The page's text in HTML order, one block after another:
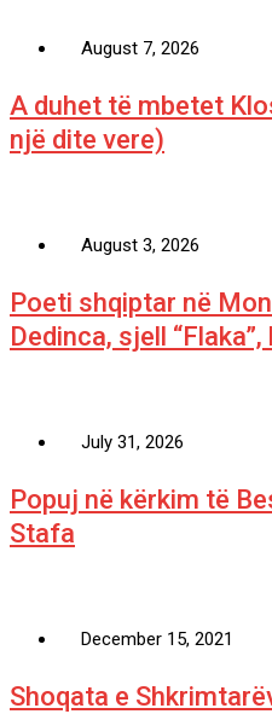
August 7, 2026
A duhet të mbetet
një dite vere)
August 3, 2026
Poeti shqiptar në
Dedinca, sjell
July 31, 2026
Popuj në kërkim të
Stafa
December 15, 2021
Shoqata e